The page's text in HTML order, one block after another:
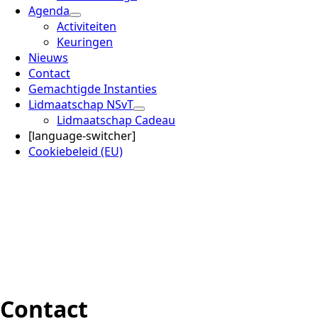
Agenda
Activiteiten
Keuringen
Nieuws
Contact
Gemachtigde Instanties
Lidmaatschap NSvT
Lidmaatschap Cadeau
[language-switcher]
Cookiebeleid (EU)
Contact